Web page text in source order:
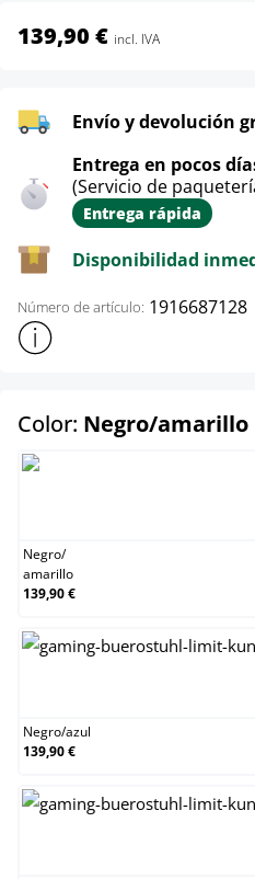
139,90 € incl. IVA
Envío y devolución
Entrega en pocos
(Servicio de
Entrega rápida
Disponibilidad
Número de artículo: 1916687128
Mostrar más información sobre
Color: Negro/amarillo
Negro/
amarillo
139,90 €
Negro/azul
139,90 €